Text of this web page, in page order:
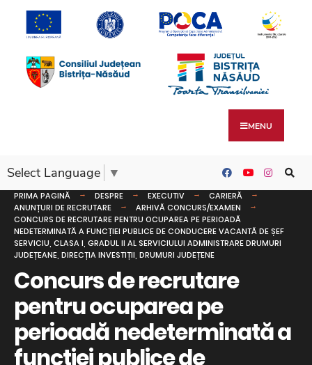
MENU
Select Language ▼
PRIMA PAGINĂ DESPRE EXECUTIV
CARIERĂ
ANUNȚURI DE RECRUTARE
ARHIVĂ CONCURS/EXAMEN
CONCURS DE RECRUTARE PENTRU OCUPAREA PE PERIOADĂ
NEDETERMINATĂ A FUNCȚIEI PUBLICE DE CONDUCERE VACANTĂ DE ȘEF
SERVICIU, CLASA I, GRADUL II AL SERVICIULUI ADMINISTRARE DRUMURI
JUDEȚEANE, DIRECȚIA INVESTIȚII, DRUMURI JUDEȚENE
Concurs de recrutare
pentru ocuparea pe
perioadă nedeterminată a
funcției publice de